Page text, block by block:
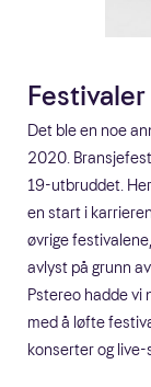
Det ble en noe
2020.
19-utbruddet.
en start i
øvrige
avlyst på grunn
Pstereo hadde
med å løfte
konserter og